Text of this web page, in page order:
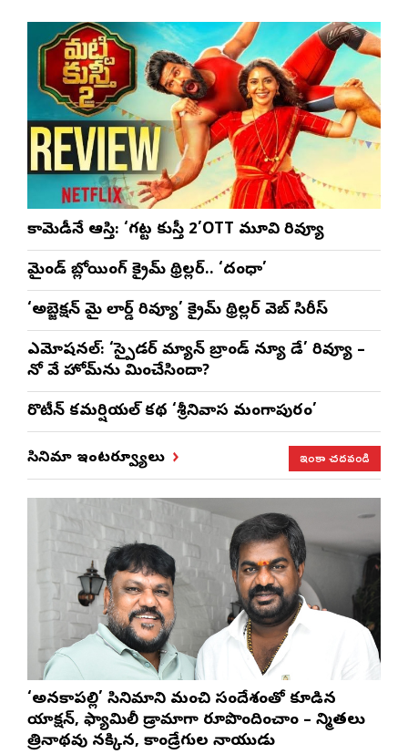
కామెడీనే ఆస్తి: ‘గట్ట కుస్తీ 2’OTT మూవి రివ్యూ
మైండ్ బ్లోయింగ్ క్రైమ్ థ్రిల్లర్.. ‘దంధా’
‘అబ్జెక్ష‌న్ మై లార్డ్ రివ్యూ’ క్రైమ్ థ్రిల్ల‌ర్ వెబ్ సిరీస్
ఎమోష‌న‌ల్‌: ‘స్పైడర్ మ్యాన్ బ్రాండ్ న్యూ డే’ రివ్యూ –
నో వే హోమ్‌ను మించేసిందా?
రొటీన్‌ కమర్షియల్‌ కథ ‘శ్రీనివాస మంగాపురం’
సినిమా ఇంటర్వ్యూలు ఇంకా చదవండి
‘అనకాపల్లి’ సినిమాని మంచి సందేశంతో కూడిన
యాక్షన్, ఫ్యామిలీ డ్రామాగా రూపొందించాం – నిర్మాతలు
త్రినాథరావు నక్కిన, కాండ్రేగుల నాయుడు